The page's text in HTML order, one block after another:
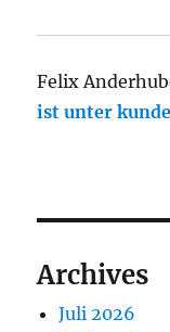
Felix
ist unter
Archives
Juli 2026